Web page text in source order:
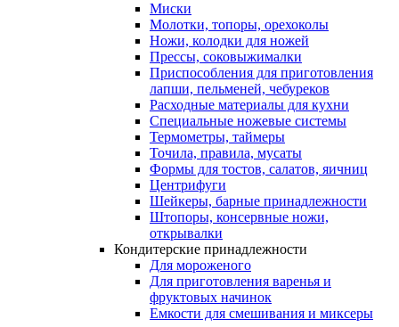
Миски
Молотки, топоры, орехоколы
Ножи, колодки для ножей
Прессы, соковыжималки
Приспособления для приготовления
лапши, пельменей, чебуреков
Расходные материалы для кухни
Специальные ножевые системы
Термометры, таймеры
Точила, правила, мусаты
Формы для тостов, салатов, яичниц
Центрифуги
Шейкеры, барные принадлежности
Штопоры, консервные ножи,
открывалки
Кондитерские принадлежности
Для мороженого
Для приготовления варенья и
фруктовых начинок
Емкости для смешивания и миксеры